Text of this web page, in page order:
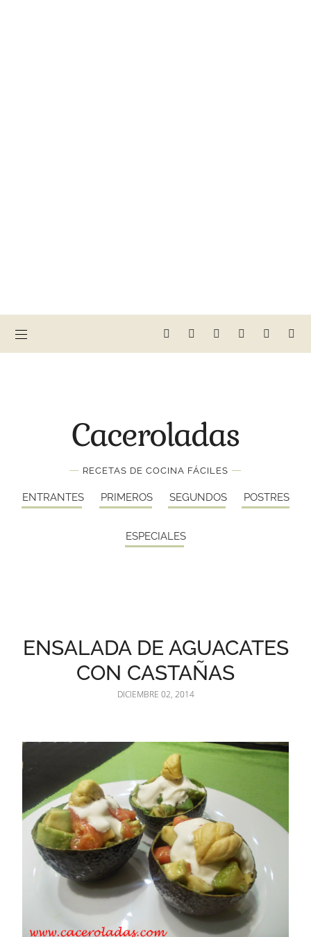
Caceroladas
— RECETAS DE COCINA FÁCILES —
ENTRANTES PRIMEROS SEGUNDOS POSTRES
ESPECIALES
ENSALADA DE AGUACATES
CON CASTAÑAS
DICIEMBRE 02, 2014